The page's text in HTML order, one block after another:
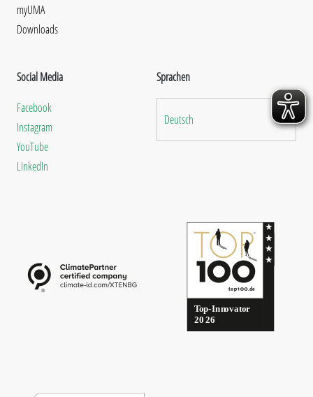
myUMA
Downloads
Social Media
Facebook
Instagram
YouTube
LinkedIn
Sprachen
Deutsch